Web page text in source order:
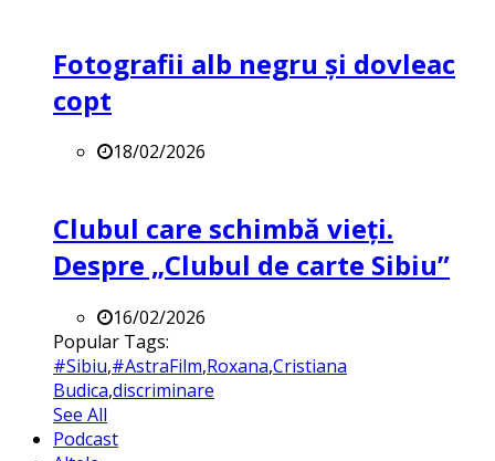
Fotografii alb negru și dovleac
copt
18/02/2026
Clubul care schimbă vieți.
Despre „Clubul de carte Sibiu”
16/02/2026
Popular Tags:
#Sibiu,#AstraFilm,Roxana,Cristiana
Budica,discriminare
See All
Podcast